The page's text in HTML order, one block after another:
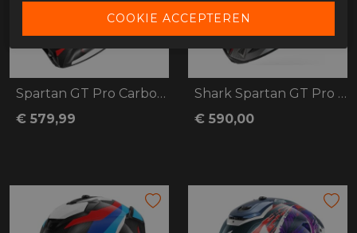
Spartan GT Pro Carbon Mekarium
€ 579,99
Shark Spartan GT Pro Carbon Mekarium
€ 590,00